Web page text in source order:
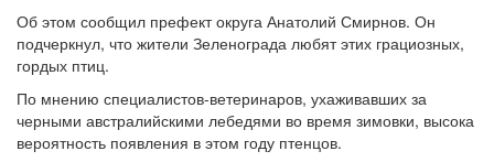
Об этом сообщил префект округа Анатолий Смирнов. Он
подчеркнул, что жители Зеленограда любят этих грациозных,
гордых птиц.
По мнению специалистов-ветеринаров, ухаживавших за
черными австралийскими лебедями во время зимовки, высока
вероятность появления в этом году птенцов.